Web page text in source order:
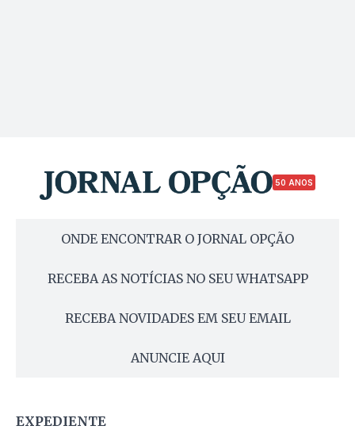
50 ANOS
ONDE ENCONTRAR O JORNAL OPÇÃO
RECEBA AS NOTÍCIAS NO SEU WHATSAPP
RECEBA NOVIDADES EM SEU EMAIL
ANUNCIE AQUI
EXPEDIENTE